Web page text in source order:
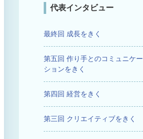
代表インタビュー
最終回 成長をきく
第五回 作り手とのコミュニケー
ションをきく
第四回 経営をきく
第三回 クリエイティブをきく